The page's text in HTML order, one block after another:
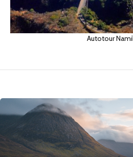
Autotour